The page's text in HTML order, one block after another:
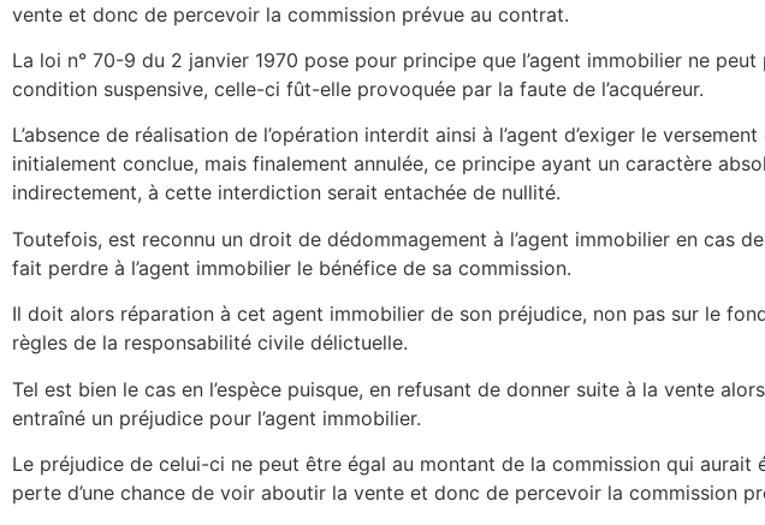
vente et donc de percevoir la commission prévue au contrat.
La loi n° 70-9 du 2 janvier 1970 pose pour principe que l’agent immobilier ne
condition suspensive, celle-ci fût-elle provoquée par la faute de l’acquéreur.
L’absence de réalisation de l’opération interdit ainsi à l’agent d’exiger le
initialement conclue, mais finalement annulée, ce principe ayant un caractère
indirectement, à cette interdiction serait entachée de nullité.
Toutefois, est reconnu un droit de dédommagement à l’agent immobilier en cas
fait perdre à l’agent immobilier le bénéfice de sa commission.
Il doit alors réparation à cet agent immobilier de son préjudice, non pas sur le
règles de la responsabilité civile délictuelle.
Tel est bien le cas en l’espèce puisque, en refusant de donner suite à la vente
entraîné un préjudice pour l’agent immobilier.
Le préjudice de celui-ci ne peut être égal au montant de la commission qui
perte d’une chance de voir aboutir la vente et donc de percevoir la commission